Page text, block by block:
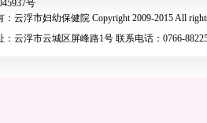
号
：云浮市妇幼保健院 Copyright 2009-2015 All
：云浮市云城区屏峰路1号 联系电话：0766-